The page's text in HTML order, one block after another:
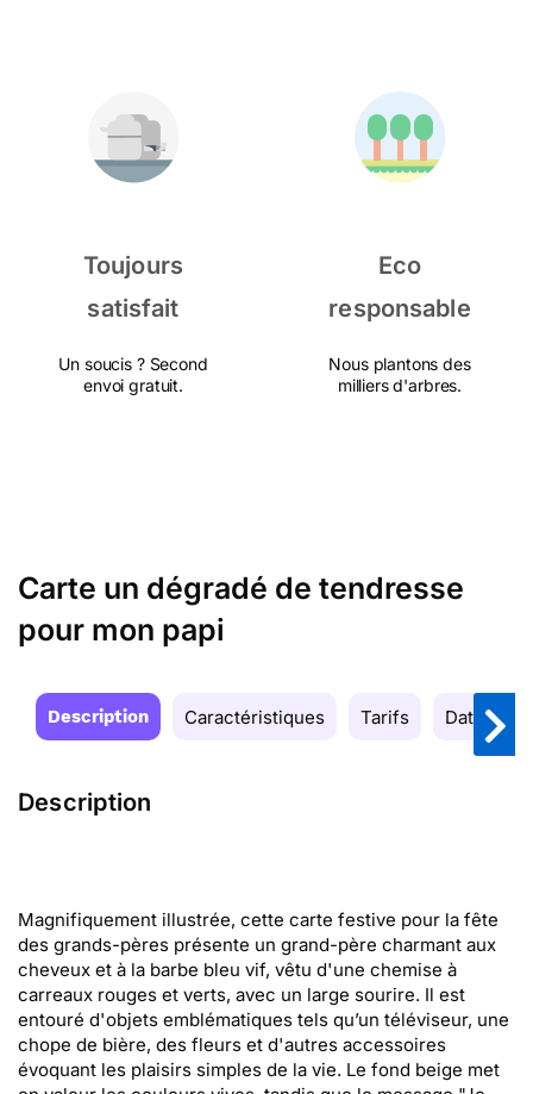
Toujours
satisfait
Un soucis ? Second
envoi gratuit.
Eco
responsable
Nous plantons des
milliers d'arbres.
Carte un dégradé de tendresse
pour mon papi
Description Caractéristiques Tarifs Date de
Description
Magnifiquement illustrée, cette carte festive pour la fête
des grands-pères présente un grand-père charmant aux
cheveux et à la barbe bleu vif, vêtu d'une chemise à
carreaux rouges et verts, avec un large sourire. Il est
entouré d'objets emblématiques tels qu’un téléviseur, une
chope de bière, des fleurs et d'autres accessoires
évoquant les plaisirs simples de la vie. Le fond beige met